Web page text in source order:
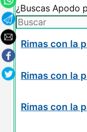
¿Buscas Apodo
Rimas con la
Rimas con la
Rimas con la